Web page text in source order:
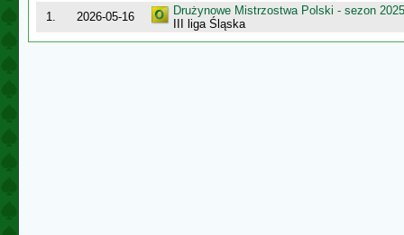
1.
2026-05-16
Drużynowe Mistrzostwa Polski - sezon
III liga Śląska